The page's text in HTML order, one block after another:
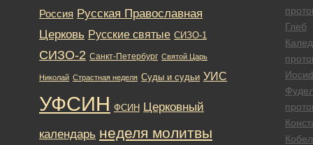
Глеб
Россия Русская Православная
Церковь Русские святые СИЗО-1
СИЗО-2 Санкт-Петербург Святой Царь
Николай Страстная неделя Суды и судьи УИС
УФСИН ФСИН Церковный
календарь неделя молитвы